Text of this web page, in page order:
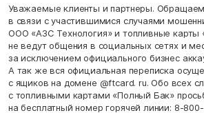
Уважаемые клиенты и партнеры.
в связи с участившимися случаями
ООО «АЗС Технология» и топливные карты
не ведут общения в социальных сетях и
за исключением официального бизнес
А так же вся официальная переписка
с ящиков на домене @ftcard. ru. Обо всех
с топливными картами «Полный Бак»
на бесплатный номер горячей линии: 8-